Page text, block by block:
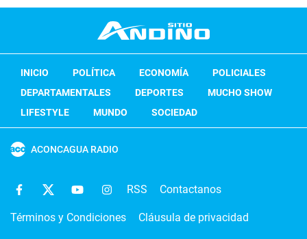
INICIO POLÍTICA ECONOMÍA
POLICIALES
DEPARTAMENTALES
DEPORTES
MUCHO SHOW
LIFESTYLE
MUNDO SOCIEDAD
ACONCAGUA RADIO
RSS Contactanos
Términos y Condiciones Cláusula de privacidad